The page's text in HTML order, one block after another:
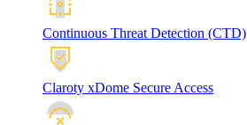
Continuous Threat Detection (CTD)
Claroty xDome Secure Access